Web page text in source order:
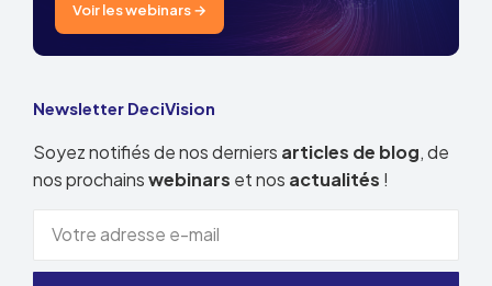
Voir les webinars →
Newsletter DeciVision
Soyez notifiés de nos derniers articles de blog, de
nos prochainswebinars et nos actualités !